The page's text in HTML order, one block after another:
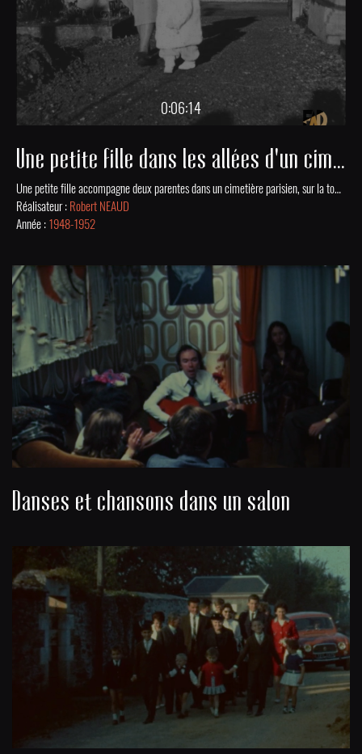
0:06:14
Une petite fille dans les allées d'un cimetière à Paris
Une petite fille accompagne deux parentes dans un cimetière parisien, sur la tombe d'une enfant morte en bas âge. Vie d'une ferme à Charentenay. Une famille se promène avec des amis au jardin du Luxembourg à Paris. Numérisé et mis en ligne grâce au soutien financier de la DRAC Nouvelle-Aquitaine.
Réalisateur : Robert NEAUD
Année : 1948-1952
Danses et chansons dans un salon